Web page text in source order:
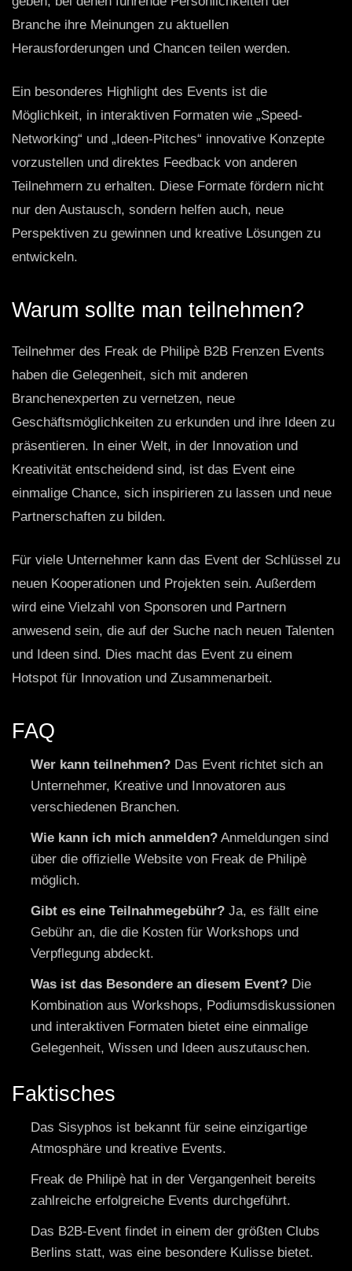
Branche ihre Meinungen zu aktuellen
Herausforderungen und Chancen teilen werden.
Ein besonderes Highlight des Events ist die
Möglichkeit, in interaktiven Formaten wie „Speed-
Networking“ und „Ideen-Pitches“ innovative Konzepte
vorzustellen und direktes Feedback von anderen
Teilnehmern zu erhalten. Diese Formate fördern nicht
nur den Austausch, sondern helfen auch, neue
Perspektiven zu gewinnen und kreative Lösungen zu
entwickeln.
Warum sollte man teilnehmen?
Teilnehmer des Freak de Philipè B2B Frenzen Events
haben die Gelegenheit, sich mit anderen
Branchenexperten zu vernetzen, neue
Geschäftsmöglichkeiten zu erkunden und ihre Ideen zu
präsentieren. In einer Welt, in der Innovation und
Kreativität entscheidend sind, ist das Event eine
einmalige Chance, sich inspirieren zu lassen und neue
Partnerschaften zu bilden.
Für viele Unternehmer kann das Event der Schlüssel zu
neuen Kooperationen und Projekten sein. Außerdem
wird eine Vielzahl von Sponsoren und Partnern
anwesend sein, die auf der Suche nach neuen Talenten
und Ideen sind. Dies macht das Event zu einem
Hotspot für Innovation und Zusammenarbeit.
FAQ
Wer kann teilnehmen? Das Event richtet sich an
Unternehmer, Kreative und Innovatoren aus
verschiedenen Branchen.
Wie kann ich mich anmelden? Anmeldungen sind
über die offizielle Website von Freak de Philipè
möglich.
Gibt es eine Teilnahmegebühr? Ja, es fällt eine
Gebühr an, die die Kosten für Workshops und
Verpflegung abdeckt.
Was ist das Besondere an diesem Event? Die
Kombination aus Workshops, Podiumsdiskussionen
und interaktiven Formaten bietet eine einmalige
Gelegenheit, Wissen und Ideen auszutauschen.
Faktisches
Das Sisyphos ist bekannt für seine einzigartige
Atmosphäre und kreative Events.
Freak de Philipè hat in der Vergangenheit bereits
zahlreiche erfolgreiche Events durchgeführt.
Das B2B-Event findet in einem der größten Clubs
Berlins statt, was eine besondere Kulisse bietet.